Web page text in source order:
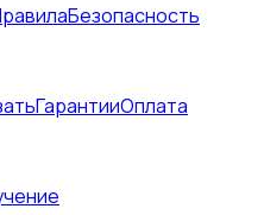
Безопасность
ГарантииОплата